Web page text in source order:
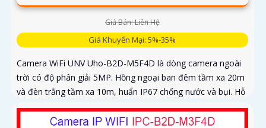
Giá Bán: Liên Hệ
Giá Khuyến Mại: 5%-35%
Camera WiFi UNV Uho-B2D-M5F4D là dòng camera ngoài
trời có độ phân giải 5MP. Hồng ngoại ban đêm tầm xa 20m
và đèn trắng tầm xa 10m, huẩn IP67 chống nước và bụi. Hỗ
trợ thẻ nhớ MicroSD tối đa 128GB